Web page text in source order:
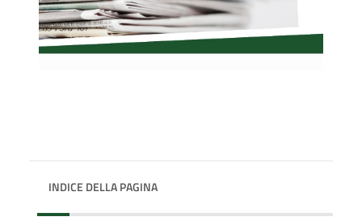
INDICE DELLA PAGINA